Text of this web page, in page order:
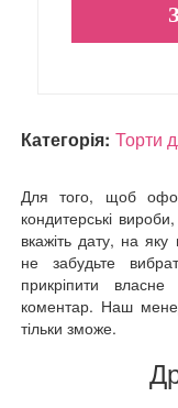
Категорія: Торти
Для того, щоб
кондитерські
вкажіть дату, на
не забудьте
прикріпити
коментар. Наш
тільки зможе.